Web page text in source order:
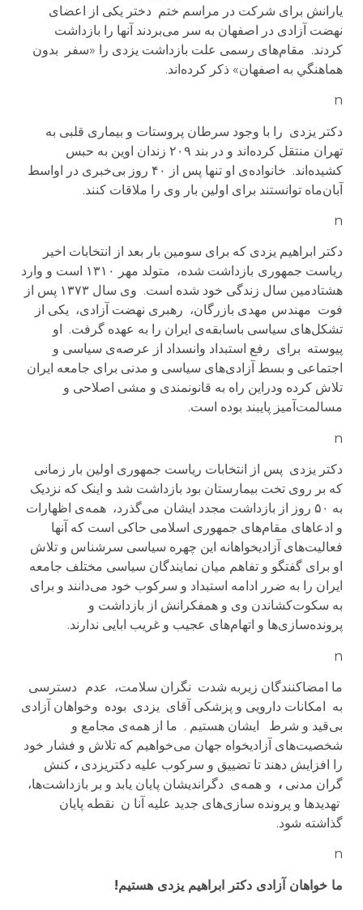
یارانش برای شرکت در مراسم ختم دختر یکی از اعضای
نهضت آزادی در اصفهان به سر می‌بردند آنها را بازداشت
کردند. مقام‌های رسمی علت بازداشت یزدی را «سفر بدون
هماهنگي به اصفهان» ذکر کرده‌اند.
n
دکتر یزدی را با وجود سرطان پروستات و بیماری قلبی به
تهران منتقل کرده‌اند و در بند ۲۰۹ زندان اوین به حبس
کشیده‌اند. خانواده‌ی او تنها پس از ۴۰ روز بی‌خبری در اواسط
آبان‌ماه توانستند برای اولین بار وی را ملاقات کنند.
n
دکتر ابراهیم یزدی که برای سومین بار بعد از انتخابات اخیر
ریاست جمهوری
بازداشت شده، متولد مهر ۱۳۱۰ است و وارد
هشتادمین سال زندگی خود شده است. وی سال ۱۳۷۳ پس از
فوت مهندس مهدی بازرگان، رهبری نهضت آزادی، یکی از
تشکل‌های سیاسی باسابقه‌ی ایران را به عهده گرفت. او
پیوسته برای رفع استبداد وانسداد از عرصه‌ی سیاسی و
اجتماعی و بسط آزادی‌های سیاسی و مدنی برای جامعه ایران
تلاش کرده ودراین راه به قانونمندی و مشی‌ اصلاحی و
مسالمت‌آمیز پایبند بوده است.
n
دکتر یزدی پس از انتخابات ریاست جمهوری اولین بار زمانی
که بر روی تخت بیمارستان بود بازداشت شد و اینک که نزدیک
به ۵۰ روز از بازداشت مجدد ایشان
می‌گذرد، همه‌ی اظهارات
و ادعاهای مقام‌های جمهوری اسلامی حاکی است که آنها
فعالیت‌های آزادیخواهانه این چهره سیاسی سرشناس و تلاش
او برای گفتگو و تفاهم میان نمایندگان سیاسی مختلف جامعه
ایران را به ضرر ادامه استبداد و سرکوب خود می‌دانند و برای
به سکوت‌کشاندن وی و همفکرانش از بازداشت و
پرونده‌سازی‌ها و اتهام‌های عجیب و غریب ابایی ندارند.
n
ما امضا‌کنندگان زیربه شدت نگران سلامت، عدم دسترسی
به امکانات دارویی و پزشکی آقای یزدی بوده وخواهان آزادی
بی‌قید و شرط ایشان هستیم . ما از همه‌ی مجامع و
شخصیت‌های آزادیخواه جهان می‌خواهیم که تلاش و فشار خود
را افزایش دهند تا تضییق و سرکوب علیه دکتریزدی ، کنش
گران مدنی ، و همه‌ی دگراندیشان پایان یابد و بر بازداشت‌ها،
تهدیدها و پرونده‌ سازی‌های جدید علیه آنا ن نقطه پایان
گذاشته شود.
n
ما خواهان آزادی دکتر ابراهیم یزدی هستیم!